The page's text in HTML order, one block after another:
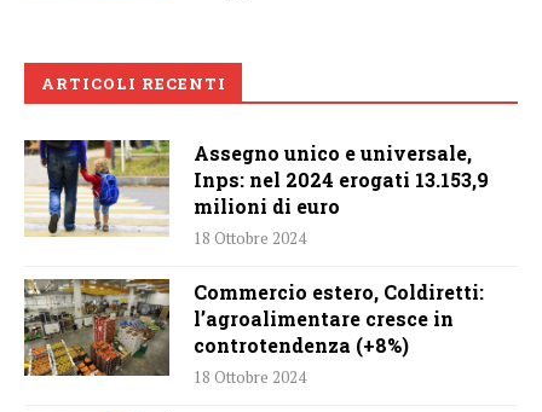
ARTICOLI RECENTI
Assegno unico e universale,
Inps: nel 2024 erogati 13.153,9
milioni di euro
18 Ottobre 2024
Commercio estero, Coldiretti:
l’agroalimentare cresce in
controtendenza (+8%)
18 Ottobre 2024